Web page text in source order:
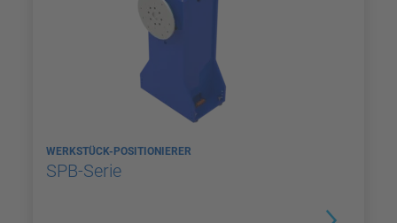
WERKSTÜCK-POSITIONIERER
SPB-Serie